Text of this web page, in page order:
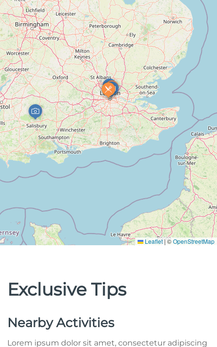
Leaflet|©OpenStreetMap
Exclusive Tips
Nearby Activities
Lorem ipsum dolor sit amet, consectetur adipiscing